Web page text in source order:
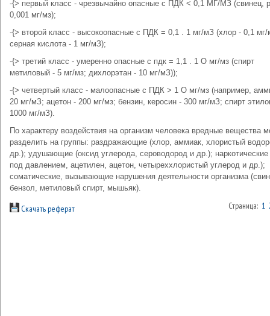
-{> первый класс - чрезвычайно опасные с ПДК < 0,1 МГ/МЗ (свинец,
0,001 мг/мз);
-{> второй класс - высокоопасные с ПДК = 0,1 . 1 мг/мЗ (хлор - 0,1 мг/
серная кислота - 1 мг/мЗ);
-{> третий класс - умеренно опасные с пдк = 1,1 . 1 О мг/мз (спирт
метиловый - 5 мг/мз; дихлорэтан - 10 мг/мЗ));
-{> четвертый класс - малоопасные с ПДК > 1 О мг/мз (например,
20 мг/мЗ; ацетон - 200 мг/мз; бензин, керосин - 300 мг/мЗ; спирт
1000 мг/мЗ).
По характеру воздействия на организм человека вредные вещества
разделить на группы: раздражающие (хлор, аммиак, хлористый
др.); удушающие (оксид углерода, сероводород и др.); наркотические
под давлением, ацетилен, ацетон, четыреххлористый углерод и др.);
соматические, вызывающие нарушения деятельности организма
бензол, метиловый спирт, мышьяк).
Скачать реферат Страница: 1